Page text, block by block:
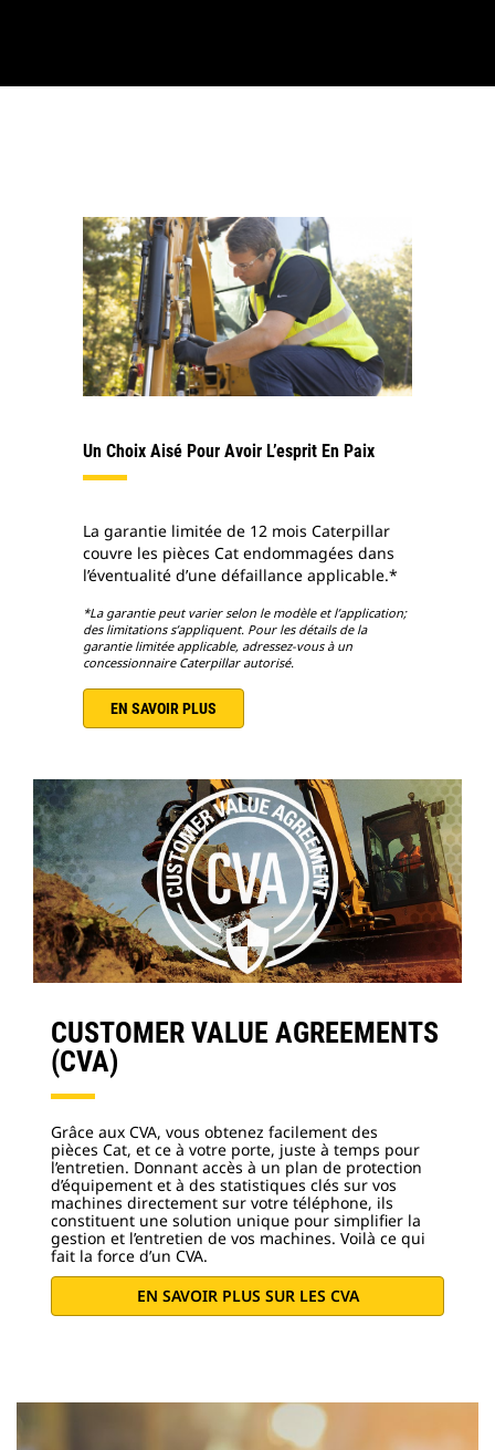
Un Choix Aisé Pour Avoir L’esprit En Paix
La garantie limitée de 12 mois Caterpillar
couvre les pièces Cat endommagées dans
l’éventualité d’une défaillance applicable.*
*La garantie peut varier selon le modèle et l’application;
des limitations s’appliquent. Pour les détails de la
garantie limitée applicable, adressez-vous à un
concessionnaire Caterpillar autorisé.
EN SAVOIR PLUS
CUSTOMER VALUE AGREEMENTS
(CVA)
Grâce aux CVA, vous obtenez facilement des
pièces Cat, et ce à votre porte, juste à temps pour
l’entretien. Donnant accès à un plan de protection
d’équipement et à des statistiques clés sur vos
machines directement sur votre téléphone, ils
constituent une solution unique pour simplifier la
gestion et l’entretien de vos machines. Voilà ce qui
fait la force d’un CVA.
EN SAVOIR PLUS SUR LES CVA